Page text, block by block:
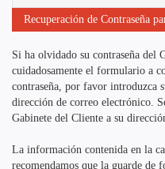
Recuperación de Contraseña
Si ha olvidado su contraseña del
cuidadosamente el formulario a
contraseña, por favor introduzca
dirección de correo electrónico.
Gabinete del Cliente a su
La información contenida en la
recomendamos que la guarde de